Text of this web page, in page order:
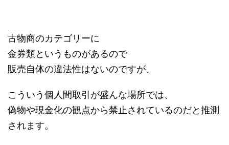
古物商のカテゴリーに
金券類というものがあるので
販売自体の違法性はないのですが、
こういう個人間取引が盛んな場所では、
偽物や現金化の観点から禁止されているのだと推測
されます。